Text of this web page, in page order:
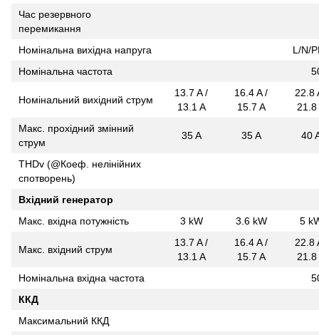
Час резервного
перемикання
Номінальна вихідна напруга
L/N/
Номінальна частота
Номінальний вихідний струм
13.7 A /
13.1 A
16.4 A /
15.7 A
22.8
21.8
Макс. прохідний змінний
струм
35 A 35 A 40
THDv (@Коеф. нелінійних
спотворень)
Вхідний генератор
Макс. вхідна потужність
3 kW 3.6 kW 5
Макс. вхідний струм
13.7 A /
13.1 A
16.4 A /
15.7 A
22.8
21.8
Номінальна вхідна частота
ККД
Максимальний ККД